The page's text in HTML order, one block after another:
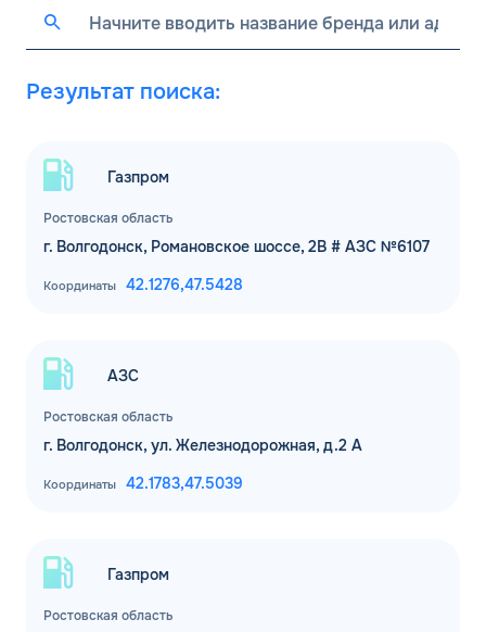
Результат поиска:
Ростовская область
Газпром
г. Волгодонск, Романовское шоссе, 2В # АЗС №6107
Координаты 42.1276,47.5428
Ростовская область
АЗС
г. Волгодонск, ул. Железнодорожная, д.2 А
Координаты 42.1783,47.5039
Ростовская область
Газпром